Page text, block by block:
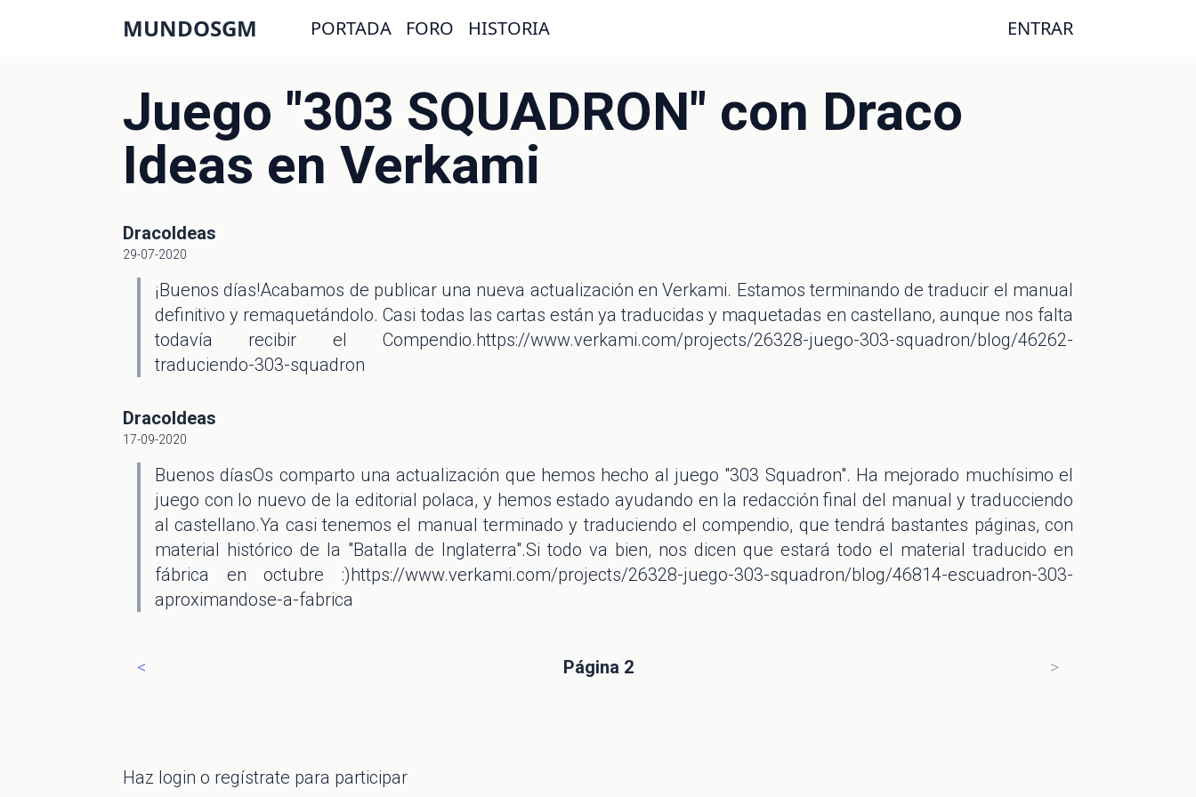
MUNDOSGM PORTADA FORO HISTORIA ENTRAR
Juego "303 SQUADRON" con Draco
Ideas en Verkami
DracoIdeas
29-07-2020
¡Buenos días!Acabamos de publicar una nueva actualización en Verkami. Estamos terminando de traducir el manual
definitivo y remaquetándolo. Casi todas las cartas están ya traducidas y maquetadas en castellano, aunque nos falta
todavía recibir el Compendio.https://www.verkami.com/projects/26328-juego-303-squadron/blog/46262-
traduciendo-303-squadron
DracoIdeas
17-09-2020
Buenos díasOs comparto una actualización que hemos hecho al juego "303 Squadron". Ha mejorado muchísimo el
juego con lo nuevo de la editorial polaca, y hemos estado ayudando en la redacción final del manual y traducciendo
al castellano.Ya casi tenemos el manual terminado y traduciendo el compendio, que tendrá bastantes páginas, con
material histórico de la "Batalla de Inglaterra".Si todo va bien, nos dicen que estará todo el material traducido en
fábrica en octubre :)https://www.verkami.com/projects/26328-juego-303-squadron/blog/46814-escuadron-303-
aproximandose-a-fabrica
< Página 2 >
Haz login o regístrate para participar